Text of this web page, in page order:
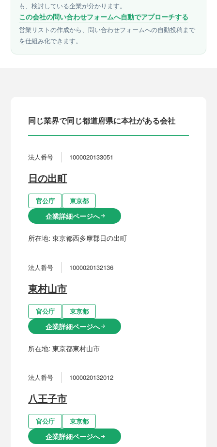
も、検討している企業が分かります。
この会社の問い合わせフォームへ自動でアプローチする
営業リストの作成から、問い合わせフォームへの自動投稿まで
を仕組み化できます。
同じ業界で同じ都道府県に本社がある会社
法人番号 1000020133051
日の出町
官公庁 東京都
企業詳細ページへarrow_right_alt
所在地:東京都西多摩郡日の出町
法人番号 1000020132136
東村山市
官公庁 東京都
企業詳細ページへarrow_right_alt
所在地:東京都東村山市
法人番号 1000020132012
八王子市
官公庁 東京都
企業詳細ページへarrow_right_alt